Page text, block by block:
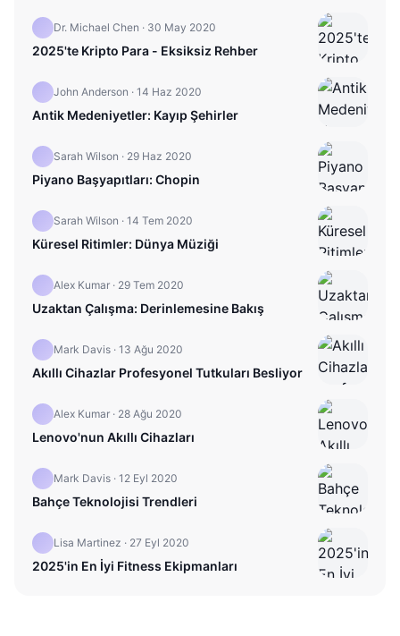
Dr. Michael Chen · 30 May 2020
2025'te Kripto Para - Eksiksiz Rehber
John Anderson · 14 Haz 2020
Antik Medeniyetler: Kayıp Şehirler
Sarah Wilson · 29 Haz 2020
Piyano Başyapıtları: Chopin
Sarah Wilson · 14 Tem 2020
Küresel Ritimler: Dünya Müziği
Alex Kumar · 29 Tem 2020
Uzaktan Çalışma: Derinlemesine Bakış
Mark Davis · 13 Ağu 2020
Akıllı Cihazlar Profesyonel Tutkuları Besliyor
Alex Kumar · 28 Ağu 2020
Lenovo'nun Akıllı Cihazları
Mark Davis · 12 Eyl 2020
Bahçe Teknolojisi Trendleri
Lisa Martinez · 27 Eyl 2020
2025'in En İyi Fitness Ekipmanları